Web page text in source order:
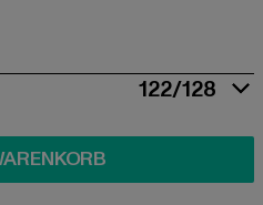
122/128